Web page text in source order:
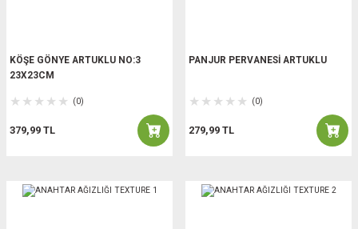
KÖŞE GÖNYE ARTUKLU NO:3
23X23CM
(0)
379,99 TL
PANJUR PERVANESİ ARTUKLU
(0)
279,99 TL